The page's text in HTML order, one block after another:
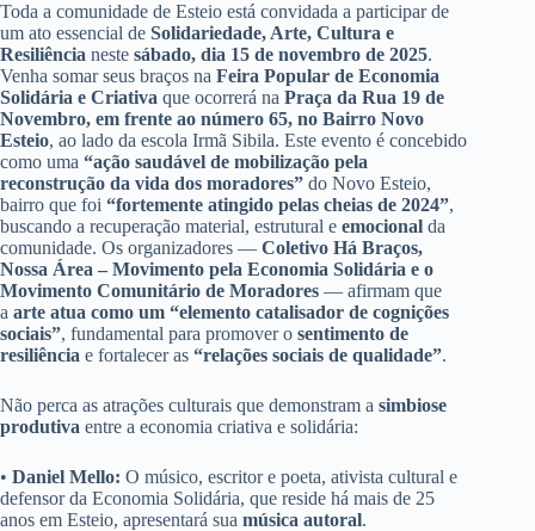
Toda a comunidade de Esteio está convidada a participar de
um ato essencial de Solidariedade, Arte, Cultura e
Resiliência neste sábado, dia 15 de novembro de 2025.
Venha somar seus braços na Feira Popular de Economia
Solidária e Criativa que ocorrerá na Praça da Rua 19 de
Novembro, em frente ao número 65, no Bairro Novo
Esteio, ao lado da escola Irmã Sibila. Este evento é concebido
como uma “ação saudável de mobilização pela
reconstrução da vida dos moradores” do Novo Esteio,
bairro que foi “fortemente atingido pelas cheias de 2024”,
buscando a recuperação material, estrutural e emocional da
comunidade. Os organizadores — Coletivo Há Braços,
Nossa Área – Movimento pela Economia Solidária e o
Movimento Comunitário de Moradores — afirmam que
a arte atua como um “elemento catalisador de cognições
sociais”, fundamental para promover o sentimento de
resiliência e fortalecer as “relações sociais de qualidade”.
Não perca as atrações culturais que demonstram a simbiose
produtiva entre a economia criativa e solidária:
• Daniel Mello: O músico, escritor e poeta, ativista cultural e
defensor da Economia Solidária, que reside há mais de 25
anos em Esteio, apresentará sua música autoral.